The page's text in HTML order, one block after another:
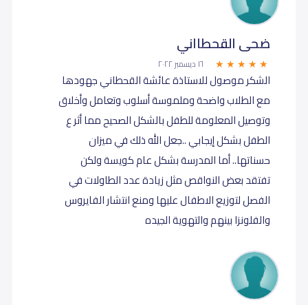
ضحى القحطااني
١٦ ديسمبر ٢٠٢٢
الشكر موصول للاستاذة عائشة القحطاني جهودها
مع الطلاب واضحة وملموسة أسلوب وتعامل وأخلاق
وتوصيل المعلومة للطفل بالشكل الصحيح مما أثر ع
الطفل بشكل إيجابي ..جعل الله ذلك في ميزان
حسناتها.. أما المدرسة بشكل عام كويسة ولكن
تفتقد بعض النواقص مثل زيادة عدد الطاولات في
الفصل لتوزيع الاطفال عليها ومنع انتشار الفايروس
والفلونزا بينهم والتهوية الجيده